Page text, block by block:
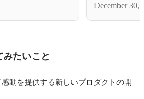
December 30,
みたいこと
動を提供する新しいプロダクトの開